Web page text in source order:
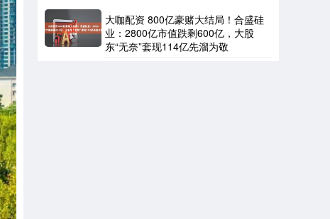
大咖配资 800亿豪赌大结局！合盛硅
业：2800亿市值跌剩600亿，大股
东“无奈”套现114亿先溜为敬